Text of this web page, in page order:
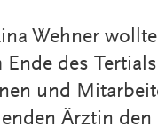
Wehner
des
und
Ärztin